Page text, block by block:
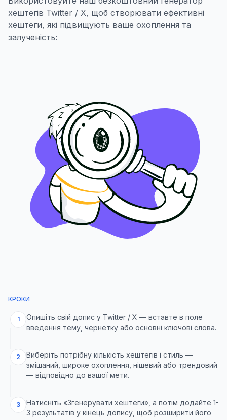
хештегів Twitter / X, щоб створювати ефективні
хештеги, які підвищують ваше охоплення та
залученість:
КРОКИ
1
Опишіть свій допис у Twitter / X — вставте в поле
введення тему, чернетку або основні ключові слова.
2
Виберіть потрібну кількість хештегів і стиль —
змішаний, широке охоплення, нішевий або трендовий
— відповідно до вашої мети.
3
Натисніть «Згенерувати хештеги», а потім додайте 1-
3 результатів у кінець допису, щоб розширити його